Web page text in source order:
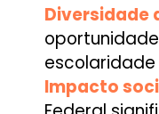
Diversidade
Impacto